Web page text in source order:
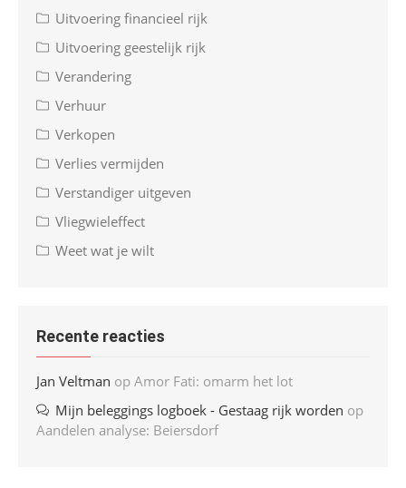
Uitvoering financieel rijk
Uitvoering geestelijk rijk
Verandering
Verhuur
Verkopen
Verlies vermijden
Verstandiger uitgeven
Vliegwieleffect
Weet wat je wilt
Recente reacties
Jan Veltman op Amor Fati: omarm het lot
Mijn beleggings logboek - Gestaag rijk worden op
Aandelen analyse: Beiersdorf